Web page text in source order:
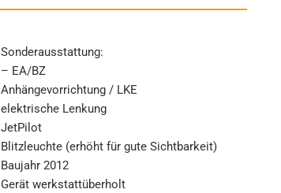
Sonderausstattung:
– EA/BZ
Anhängevorrichtung / LKE
elektrische Lenkung
JetPilot
Blitzleuchte (erhöht für gute Sichtbarkeit)
Baujahr 2012
Gerät werkstattüberholt